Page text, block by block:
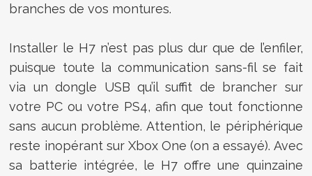
branches de vos montures.
Installer le H7 n’est pas plus dur que de l’enfiler,
puisque toute la communication sans-fil se fait
via un dongle USB qu’il suffit de brancher sur
votre PC ou votre PS4, afin que tout fonctionne
sans aucun problème. Attention, le périphérique
reste inopérant sur Xbox One (on a essayé). Avec
sa batterie intégrée, le H7 offre une quinzaine